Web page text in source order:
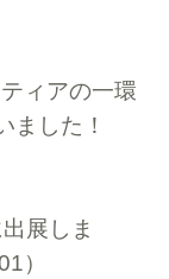
ィアの一環
ました！
展しま
）